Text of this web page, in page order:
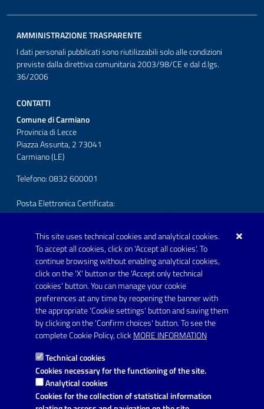
This site uses technical cookies and analytical cookies.
To accept all cookies, click on 'Accept all cookies'. To
continue browsing without enabling analytical cookies,
click on the 'X' button or the 'Accept only technical
cookies' button. You can manage your cookie
preferences at any time by reopening the banner with
the appropriate 'Cookie settings' button and saving them
by clicking on the 'Confirm choices' button. To see the
complete Cookie Policy, click MORE INFORMATION
Technical cookies
Cookies necessary for the functioning of the site.
Analytical cookies
Cookies for the collection of statistical information
AMMINISTRAZIONE TRASPARENTE
I dati personali pubblicati sono riutilizzabili solo alle condizioni
previste dalla direttiva comunitaria 2003/98/CE e dal d.lgs.
36/2006
CONTATTI
Comune di Carmiano
Provincia di Lecce
Piazza Assunta, 2 73041
Carmiano (LE)
Telefono: 0832 600001
Posta Elettronica Certificata:
protocollo.comunecarmiano@pec.rupar.puglia.it
URP - Ufficio Relazioni con il Pubblico
FOLLOW US ON
Youtube
Link utili
Informativa privacy
Dichiarazione di accessibilità
Note legali